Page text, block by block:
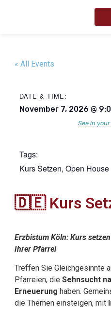
« All Events
DATE & TIME:
November 7, 2026 @
See in
Tags:
Kurs Setzen, Open House
🇩🇪 Kurs
Erzbistum Köln: Kurs
Ihrer Pfarrei
Treffen Sie Gleichgesinnte
Pfarreien, die Sehnsucht
Erneuerung haben.
die Themen einsteigen, mit